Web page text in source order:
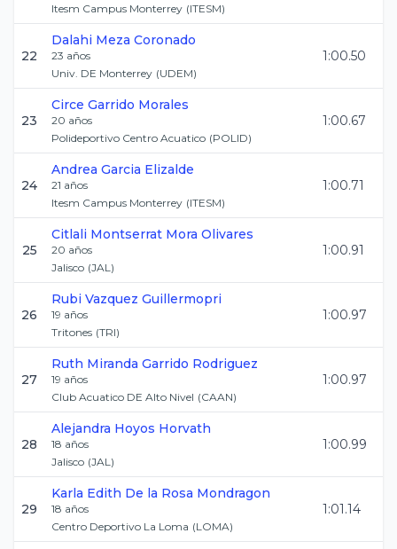
Itesm Campus Monterrey (ITESM)
22
Dalahi Meza Coronado
23 años
Univ. DE Monterrey (UDEM)
1:00.50
23
Circe Garrido Morales
20 años
Polideportivo Centro Acuatico (POLID)
1:00.67
24
Andrea Garcia Elizalde
21 años
Itesm Campus Monterrey (ITESM)
1:00.71
25
Citlali Montserrat Mora Olivares
20 años
Jalisco (JAL)
1:00.91
26
Rubi Vazquez Guillermopri
19 años
Tritones (TRI)
1:00.97
27
Ruth Miranda Garrido Rodriguez
19 años
Club Acuatico DE Alto Nivel (CAAN)
1:00.97
28
Alejandra Hoyos Horvath
18 años
Jalisco (JAL)
1:00.99
29
Karla Edith De la Rosa Mondragon
18 años
Centro Deportivo La Loma (LOMA)
1:01.14